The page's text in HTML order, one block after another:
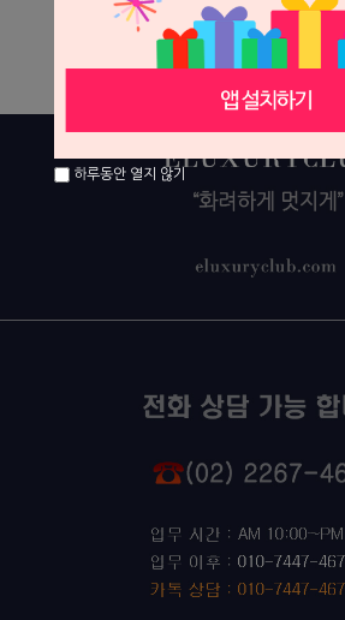
상세 정보를 확대해 보
하루동안 열지 않기